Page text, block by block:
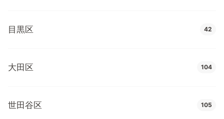
目黒区 42
大田区 104
世田谷区 105